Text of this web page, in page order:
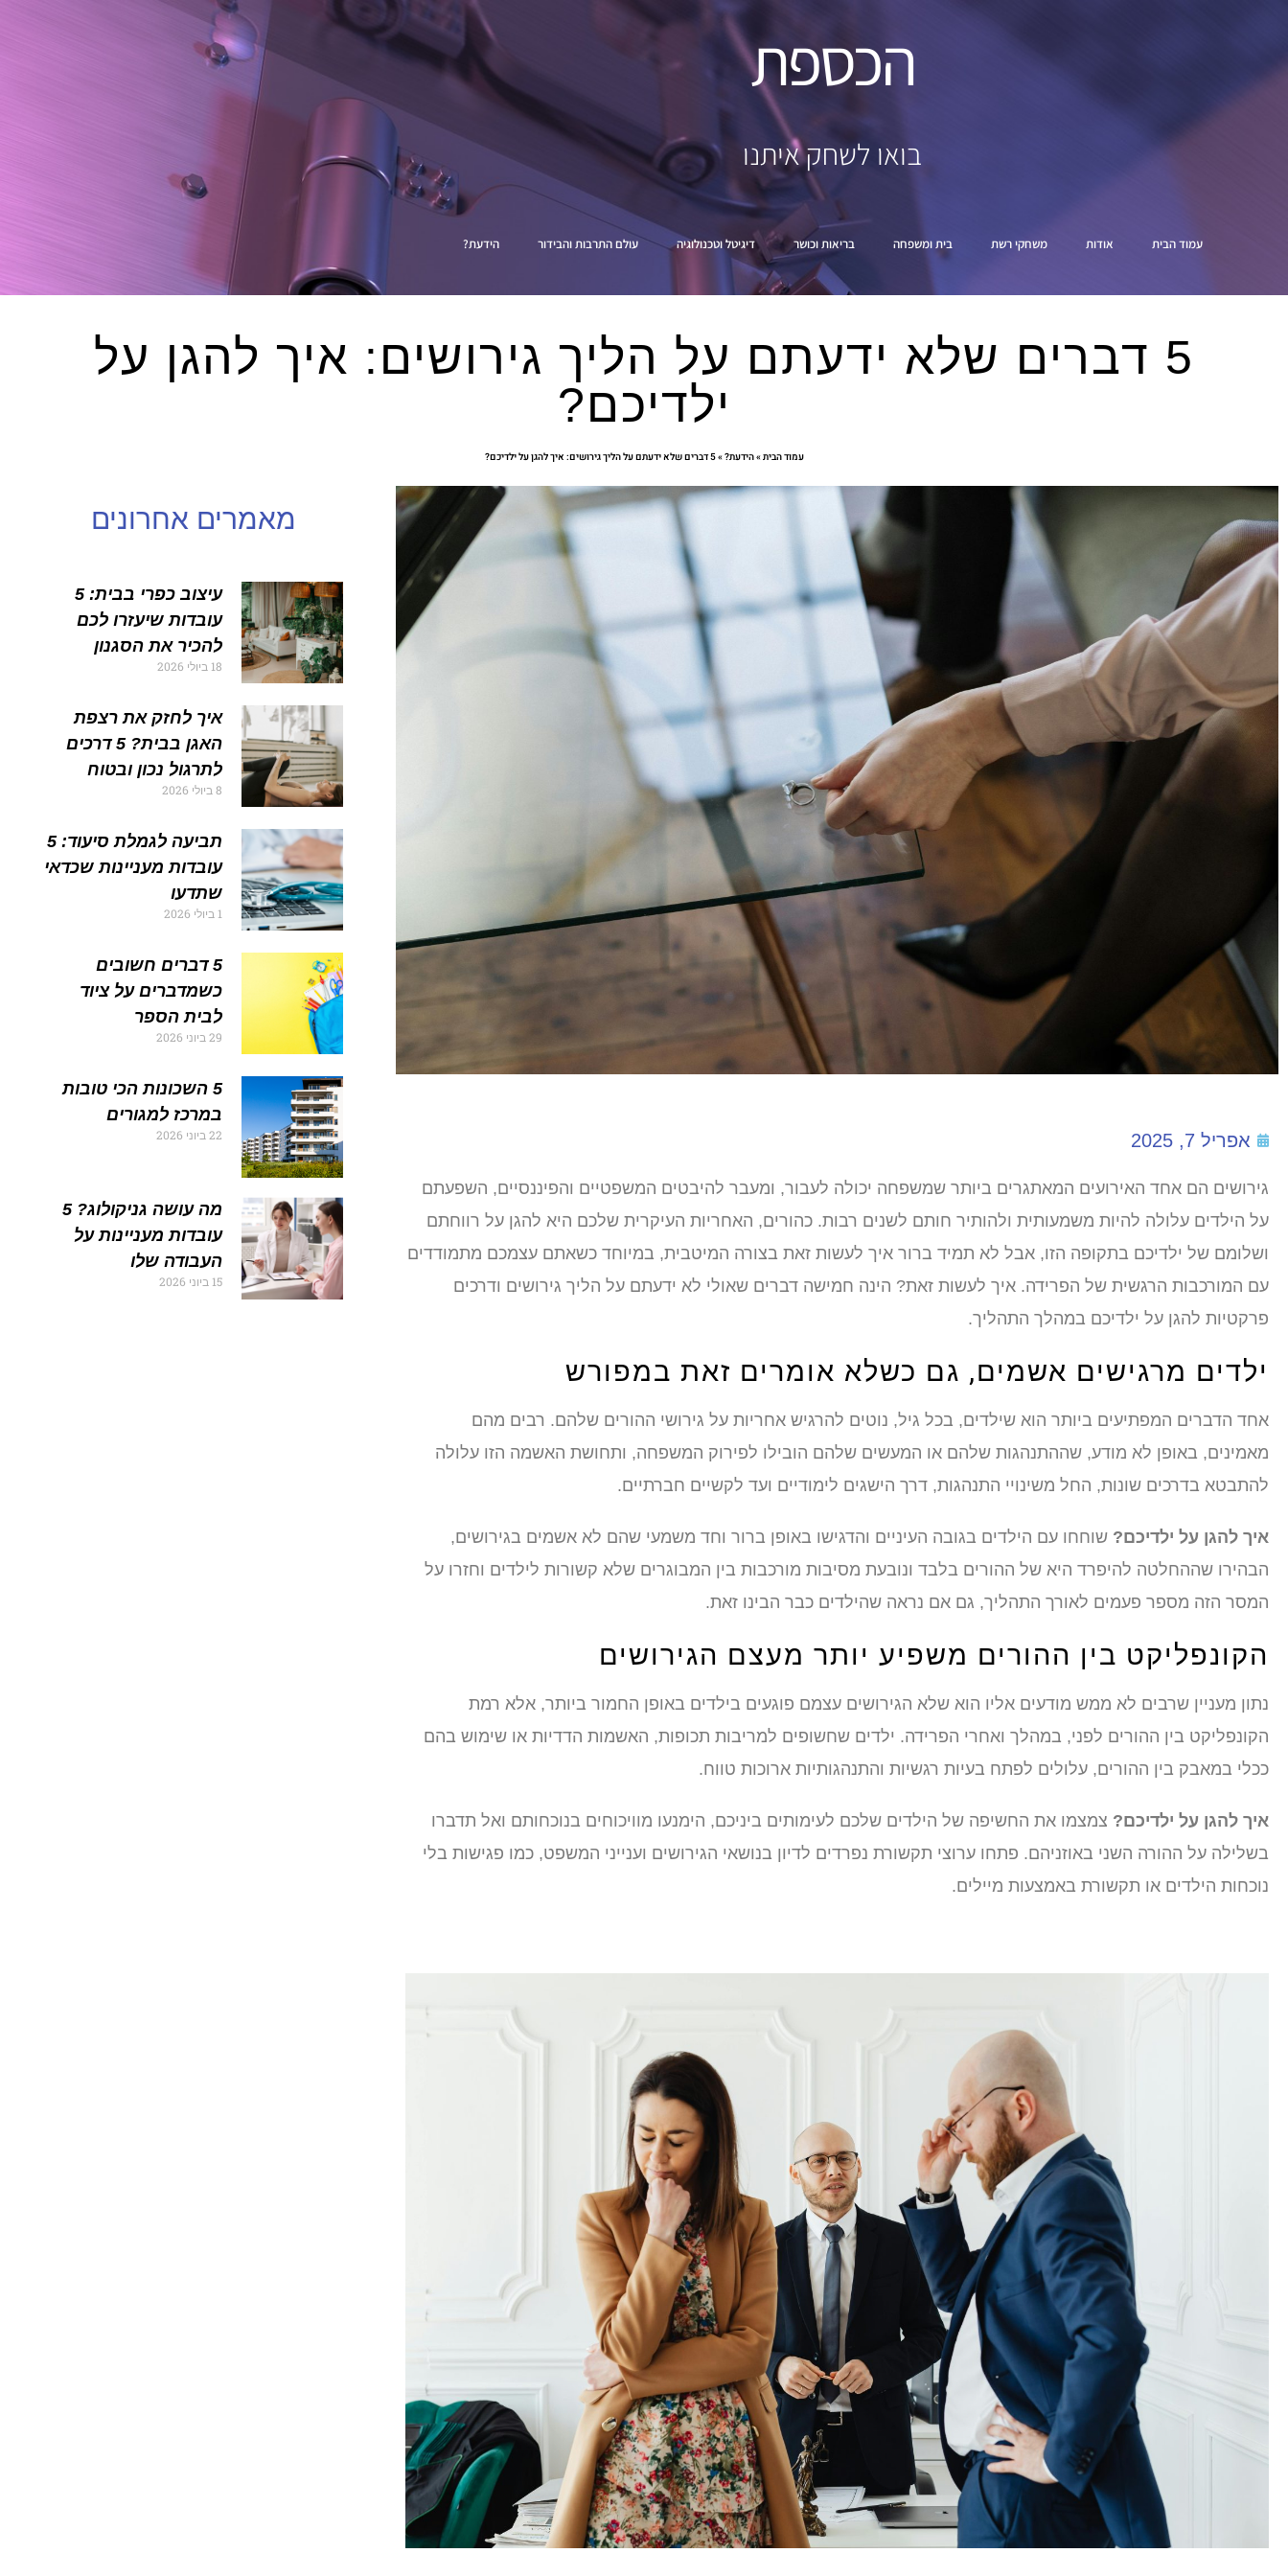
הכספת
בואו לשחק איתנו
עמוד הבית אודות משחקי רשת בית ומשפחה בריאות וכושר דיגיטל וטכנולוגיה עולם התרבות והבידור הידעת?
5 דברים שלא ידעתם על הליך גירושים: איך להגן על
ילדיכם?
עמוד הבית»הידעת?»5 דברים שלא ידעתם על הליך גירושים: איך להגן על ילדיכם?
אפריל 7, 2025
גירושים הם אחד האירועים המאתגרים ביותר שמשפחה יכולה לעבור, ומעבר להיבטים המשפטיים והפיננסיים, השפעתם
על הילדים עלולה להיות משמעותית ולהותיר חותם לשנים רבות. כהורים, האחריות העיקרית שלכם היא להגן על רווחתם
ושלומם של ילדיכם בתקופה הזו, אבל לא תמיד ברור איך לעשות זאת בצורה המיטבית, במיוחד כשאתם עצמכם מתמודדים
עם המורכבות הרגשית של הפרידה. איך לעשות זאת? הינה חמישה דברים שאולי לא ידעתם על הליך גירושים ודרכים
פרקטיות להגן על ילדיכם במהלך התהליך.
ילדים מרגישים אשמים, גם כשלא אומרים זאת במפורש
אחד הדברים המפתיעים ביותר הוא שילדים, בכל גיל, נוטים להרגיש אחריות על גירושי ההורים שלהם. רבים מהם
מאמינים, באופן לא מודע, שההתנהגות שלהם או המעשים שלהם הובילו לפירוק המשפחה, ותחושת האשמה הזו עלולה
להתבטא בדרכים שונות, החל משינויי התנהגות, דרך הישגים לימודיים ועד לקשיים חברתיים.
איך להגן על ילדיכם? שוחחו עם הילדים בגובה העיניים והדגישו באופן ברור וחד משמעי שהם לא אשמים בגירושים,
הבהירו שההחלטה להיפרד היא של ההורים בלבד ונובעת מסיבות מורכבות בין המבוגרים שלא קשורות לילדים וחזרו על
המסר הזה מספר פעמים לאורך התהליך, גם אם נראה שהילדים כבר הבינו זאת.
הקונפליקט בין ההורים משפיע יותר מעצם הגירושים
נתון מעניין שרבים לא ממש מודעים אליו הוא שלא הגירושים עצמם פוגעים בילדים באופן החמור ביותר, אלא רמת
הקונפליקט בין ההורים לפני, במהלך ואחרי הפרידה. ילדים שחשופים למריבות תכופות, האשמות הדדיות או שימוש בהם
ככלי במאבק בין ההורים, עלולים לפתח בעיות רגשיות והתנהגותיות ארוכות טווח.
איך להגן על ילדיכם? צמצמו את החשיפה של הילדים שלכם לעימותים ביניכם, הימנעו מוויכוחים בנוכחותם ואל תדברו
בשלילה על ההורה השני באוזניהם. פתחו ערוצי תקשורת נפרדים לדיון בנושאי הגירושים וענייני המשפט, כמו פגישות בלי
נוכחות הילדים או תקשורת באמצעות מיילים.
מאמרים אחרונים
עיצוב כפרי בבית: 5
עובדות שיעזרו לכם
להכיר את הסגנון
18 ביולי 2026
איך לחזק את רצפת
האגן בבית? 5 דרכים
לתרגול נכון ובטוח
8 ביולי 2026
תביעה לגמלת סיעוד: 5
עובדות מעניינות שכדאי
שתדעו
1 ביולי 2026
5 דברים חשובים
כשמדברים על ציוד
לבית הספר
29 ביוני 2026
5 השכונות הכי טובות
במרכז למגורים
22 ביוני 2026
מה עושה גניקולוג? 5
עובדות מעניינות על
העבודה שלו
15 ביוני 2026